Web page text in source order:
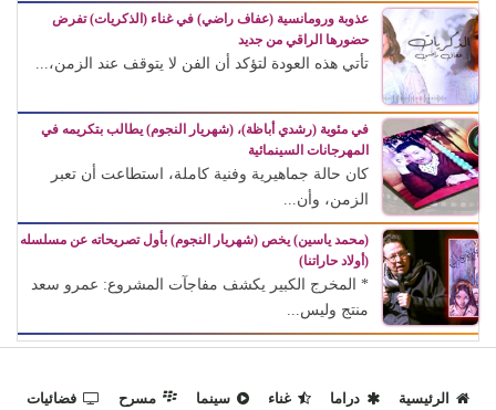
عذوبة ورومانسية (عفاف راضي) في غناء (الذكريات) تفرض
حضورها الراقي من جديد
تأتي هذه العودة لتؤكد أن الفن لا يتوقف عند الزمن،...
في مئوية (رشدي أباظة)، (شهريار النجوم) يطالب بتكريمه في
المهرجانات السينمائية
كان حالة جماهيرية وفنية كاملة، استطاعت أن تعبر
الزمن، وأن...
(محمد ياسين) يخص (شهريار النجوم) بأول تصريحاته عن مسلسله
(أولاد حاراتنا)
* المخرج الكبير يكشف مفاجآت المشروع: عمرو سعد
منتج وليس...
الرئيسية دراما غناء سينما مسرح فضائيات